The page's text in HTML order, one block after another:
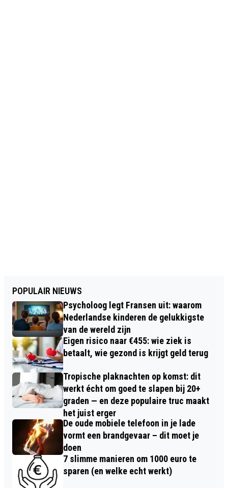
POPULAIR NIEUWS
Psycholoog legt Fransen uit: waarom
Nederlandse kinderen de gelukkigste
van de wereld zijn
Eigen risico naar €455: wie ziek is
betaalt, wie gezond is krijgt geld terug
Tropische plaknachten op komst: dit
werkt écht om goed te slapen bij 20+
graden — en deze populaire truc maakt
het juist erger
De oude mobiele telefoon in je lade
vormt een brandgevaar – dit moet je
doen
7 slimme manieren om 1000 euro te
sparen (en welke echt werkt)